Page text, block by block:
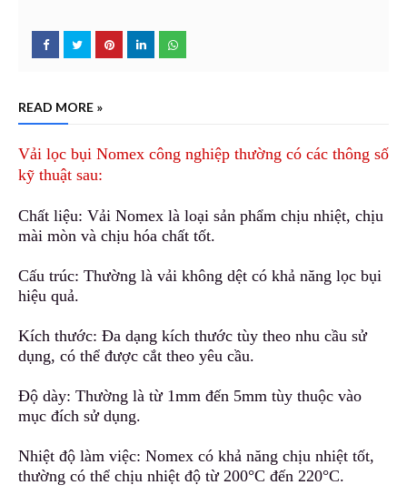
READ MORE »
Vải lọc bụi Nomex công nghiệp thường có các thông số
kỹ thuật sau:
Chất liệu: Vải Nomex là loại sản phẩm chịu nhiệt, chịu
mài mòn và chịu hóa chất tốt.
Cấu trúc: Thường là vải không dệt có khả năng lọc bụi
hiệu quả.
Kích thước: Đa dạng kích thước tùy theo nhu cầu sử
dụng, có thể được cắt theo yêu cầu.
Độ dày: Thường là từ 1mm đến 5mm tùy thuộc vào
mục đích sử dụng.
Nhiệt độ làm việc: Nomex có khả năng chịu nhiệt tốt,
thường có thể chịu nhiệt độ từ 200°C đến 220°C.